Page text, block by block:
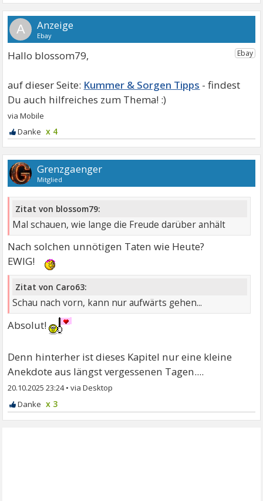
A
Hallo blossom79,
Kummer & Sorgen Tipps
x 4
Grenzgaenger
Mitglied
Zitat von blossom79:
Mal schauen, wie lange die Freude darüber anhält
Nach solchen unnötigen Taten wie Heute?
EWIG!
Zitat von Caro63:
Schau nach vorn, kann nur aufwärts gehen...
Absolut!
Denn hinterher ist dieses Kapitel nur eine kleine
Anekdote aus längst vergessenen Tagen....
20.10.2025 23:24•
x 3